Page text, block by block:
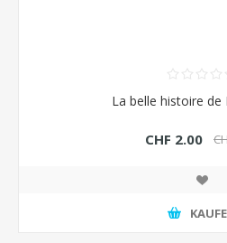
La belle histoire de
CHF 2.00